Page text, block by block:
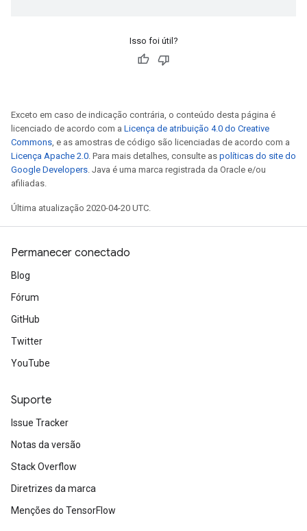
Isso foi útil?
Exceto em caso de indicação contrária, o conteúdo desta página é
licenciado de acordo com a Licença de atribuição 4.0 do Creative
Commons, e as amostras de código são licenciadas de acordo com a
Licença Apache 2.0. Para mais detalhes, consulte as políticas do site do
Google Developers. Java é uma marca registrada da Oracle e/ou
afiliadas.
Última atualização 2020-04-20 UTC.
Permanecer conectado
Blog
Fórum
GitHub
Twitter
YouTube
Suporte
Issue Tracker
Notas da versão
Stack Overflow
Diretrizes da marca
Menções do TensorFlow